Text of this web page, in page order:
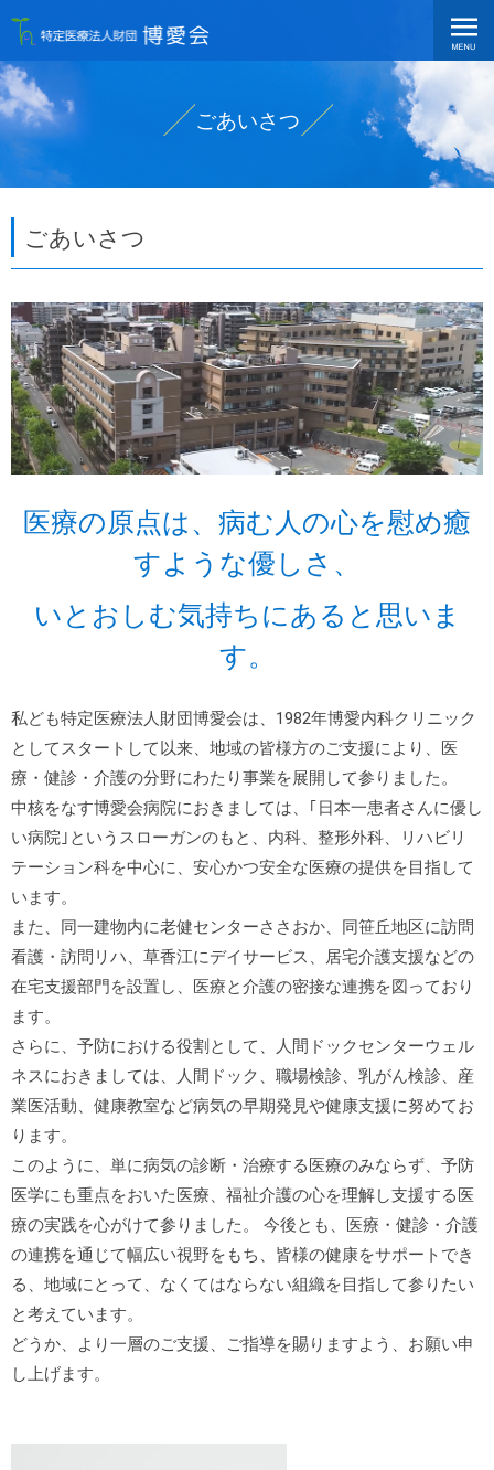
ごあいさつ
ごあいさつ
医療の原点は、病む人の心を慰め癒
すような優しさ、
いとおしむ気持ちにあると思いま
す。
私ども特定医療法人財団博愛会は、1982年博愛内科クリニック
としてスタートして以来、地域の皆様方のご支援により、医
療・健診・介護の分野にわたり事業を展開して参りました。
中核をなす博愛会病院におきましては、｢日本一患者さんに優し
い病院｣というスローガンのもと、内科、整形外科、リハビリ
テーション科を中心に、安心かつ安全な医療の提供を目指して
います。
また、同一建物内に老健センターささおか、同笹丘地区に訪問
看護・訪問リハ、草香江にデイサービス、居宅介護支援などの
在宅支援部門を設置し、医療と介護の密接な連携を図っており
ます。
さらに、予防における役割として、人間ドックセンターウェル
ネスにおきましては、人間ドック、職場検診、乳がん検診、産
業医活動、健康教室など病気の早期発見や健康支援に努めてお
ります。
このように、単に病気の診断・治療する医療のみならず、予防
医学にも重点をおいた医療、福祉介護の心を理解し支援する医
療の実践を心がけて参りました。 今後とも、医療・健診・介護
の連携を通じて幅広い視野をもち、皆様の健康をサポートでき
る、地域にとって、なくてはならない組織を目指して参りたい
と考えています。
どうか、より一層のご支援、ご指導を賜りますよう、お願い申
し上げます。